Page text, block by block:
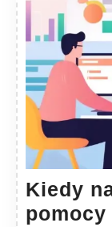
Kiedy
pomocy